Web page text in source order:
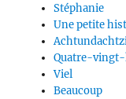
Stéphanie
Une petite
Quatre-
Viel
Beaucoup